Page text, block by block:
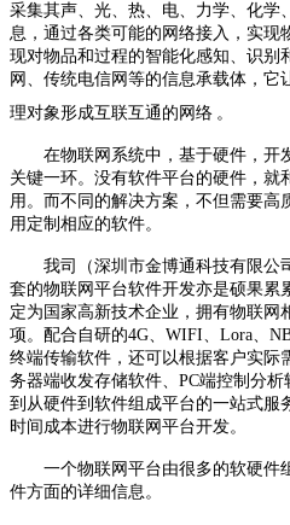
采集其声、光、热、电、力学、化学
息，通过各类可能的网络接入，实现
现对物品和过程的智能化感知、识别
网 、传统电信网等的信息承载体，它
理对象形成互联互通的网络 。
在物联网系统中，基于硬件，开
关键一环。没有软件平台的硬件，就
用。而不同的解决方案，不但需要高
用定制相应的软件。
我司（深圳市金博通科技有限公
套的物联网平台软件开发亦是硕果累
定为国家高新技术企业，拥有物联网
项。配合自研的4G、WIFI、Lora、
终端传输软件，还可以根据客户实际
务器端收发存储软件、PC端控制分
到从硬件到软件组成平台的一站式服
时间成本进行物联网平台开发。
一个物联网平台由很多的软硬件
件方面的详细信息。